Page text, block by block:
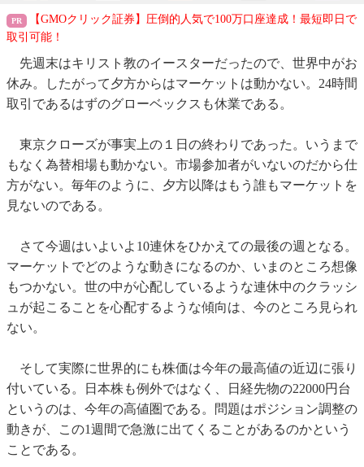
【GMOクリック証券】圧倒的人気で100万口座達成！最短即日で
取引可能！
先週末はキリスト教のイースターだったので、世界中がお
休み。したがって夕方からはマーケットは動かない。24時間
取引であるはずのグローベックスも休業である。
東京クローズが事実上の１日の終わりであった。いうまで
もなく為替相場も動かない。市場参加者がいないのだから仕
方がない。毎年のように、夕方以降はもう誰もマーケットを
見ないのである。
さて今週はいよいよ10連休をひかえての最後の週となる。
マーケットでどのような動きになるのか、いまのところ想像
もつかない。世の中が心配しているような連休中のクラッシ
ュが起こることを心配するような傾向は、今のところ見られ
ない。
そして実際に世界的にも株価は今年の最高値の近辺に張り
付いている。日本株も例外ではなく、日経先物の22000円台
というのは、今年の高値圏である。問題はポジション調整の
動きが、この1週間で急激に出てくることがあるのかという
ことである。